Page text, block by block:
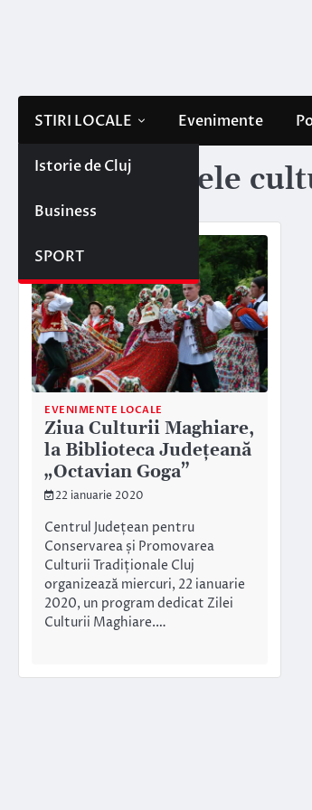
STIRI LOCALE
Istorie de Cluj
Business
SPORT
Evenimente
Etichetă: zilele
EVENIMENTE LOCALE
Ziua Culturii Maghiare,
la Biblioteca Județeană
„Octavian Goga”
22 ianuarie 2020
Centrul Județean pentru
Conservarea și Promovarea
Culturii Tradiționale Cluj
organizează miercuri, 22 ianuarie
2020, un program dedicat Zilei
Culturii Maghiare.…